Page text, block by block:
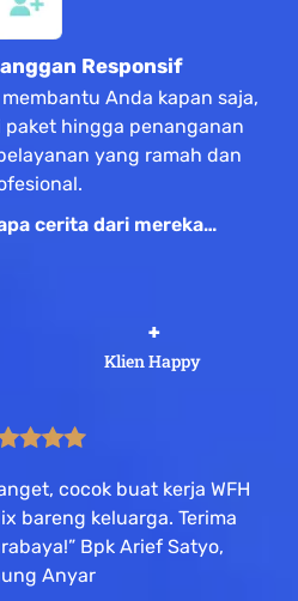
Responsif
Anda kapan saja,
hingga penanganan
yang ramah dan
cerita dari mereka…
Klien Happy
+
cocok buat kerja WFH
bareng keluarga. Terima
Bpk Arief Satyo,
Anyar